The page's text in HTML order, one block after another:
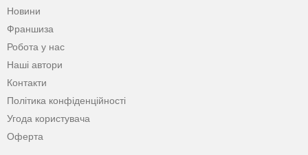
Новини
Франшиза
Робота у нас
Наші автори
Контакти
Політика конфіденційності
Угода користувача
Оферта